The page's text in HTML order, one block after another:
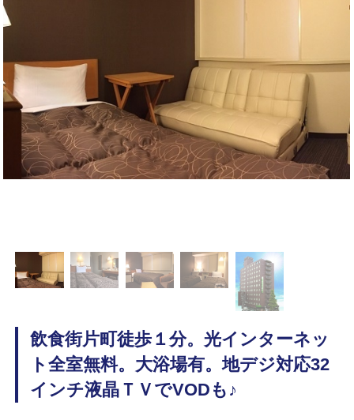
飲食街片町徒歩１分。光インターネッ
ト全室無料。大浴場有。地デジ対応32
インチ液晶ＴＶでVODも♪